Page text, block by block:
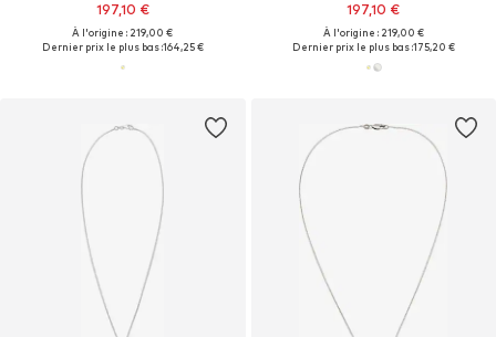
197,10 €
À l'origine : 219,00 €
Dernier prix le plus bas :164,25 €
197,10 €
À l'origine : 219,00 €
Dernier prix le plus bas :175,20 €